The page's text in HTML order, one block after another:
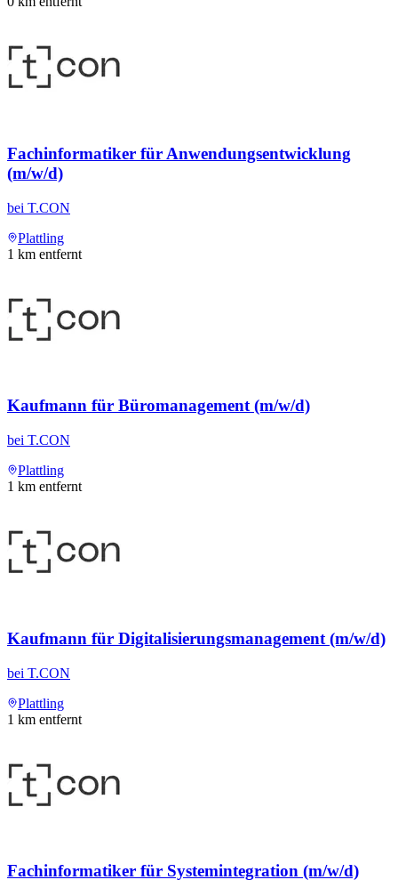
Fachinformatiker für Anwendungsentwicklung
(m/w/d)
bei T.CON
Plattling
1 km entfernt
Kaufmann für Büromanagement (m/w/d)
bei T.CON
Plattling
1 km entfernt
Kaufmann für Digitalisierungsmanagement (m/w/d)
bei T.CON
Plattling
1 km entfernt
Fachinformatiker für Systemintegration (m/w/d)